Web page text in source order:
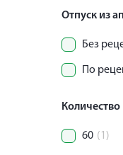
Отпуск из
Без
По
60 (1)